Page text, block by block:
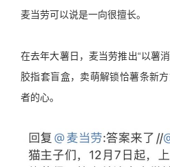
麦当劳可以说是一向很擅长。
在去年大薯日，麦当劳推出“以薯
胶指套盲盒，卖萌解锁恰薯条新
者的心。